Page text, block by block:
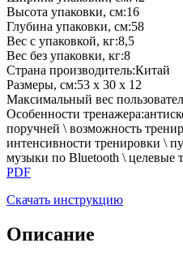
Высота упаковки, см:16
Глубина упаковки, см:58
Вес с упаковкой, кг:8,5
Вес без упаковки, кг:8
Страна производитель:Китай
Размеры, см:53 х 30 х 12
Максимальный вес
Особенности тренажера:
поручней \ возможность
интенсивности тренировки \
музыки по Bluetooth \ целевые
PDF
Скачать инструкцию
Описание